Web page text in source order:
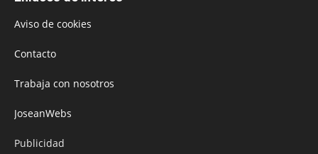
Aviso de cookies
Contacto
Trabaja con nosotros
JoseanWebs
Publicidad